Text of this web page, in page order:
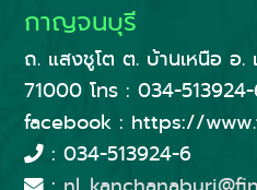
กาญจนบุรี
ถ. แสงชูโต ต. บ้านเหนือ อ
71000 โทร : 034-
facebook : https://
: 034-513924-6